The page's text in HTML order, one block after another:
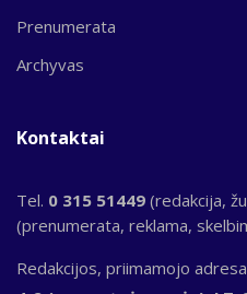
Prenumerata
Archyvas
Kontaktai
Tel. 0 315 51449 (redakcija,
(prenumerata, reklama,
Redakcijos, priimamojo